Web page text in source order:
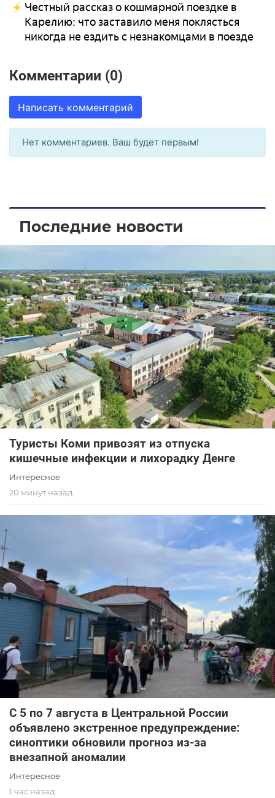
Честный рассказ о кошмарной поездке в
Карелию: что заставило меня поклясться
никогда не ездить с незнакомцами в поезде
Комментарии (0)
Написать комментарий
Нет комментариев. Ваш будет первым!
Последние новости
Туристы Коми привозят из отпуска
кишечные инфекции и лихорадку Денге
Интересное
20 минут назад
С 5 по 7 августа в Центральной России
объявлено экстренное предупреждение:
синоптики обновили прогноз из-за
внезапной аномалии
Интересное
1 час назад